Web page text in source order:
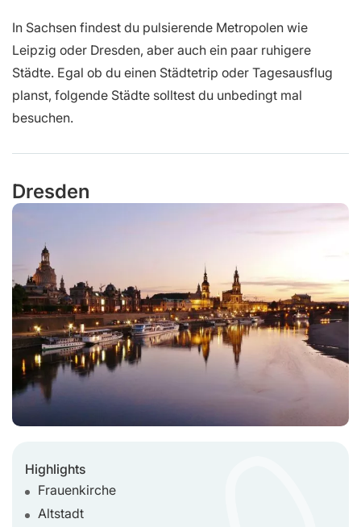
In Sachsen findest du pulsierende Metropolen wie
Leipzig oder Dresden, aber auch ein paar ruhigere
Städte. Egal ob du einen Städtetrip oder Tagesausflug
planst, folgende Städte solltest du unbedingt mal
besuchen.
Dresden
Highlights
Frauenkirche
Altstadt